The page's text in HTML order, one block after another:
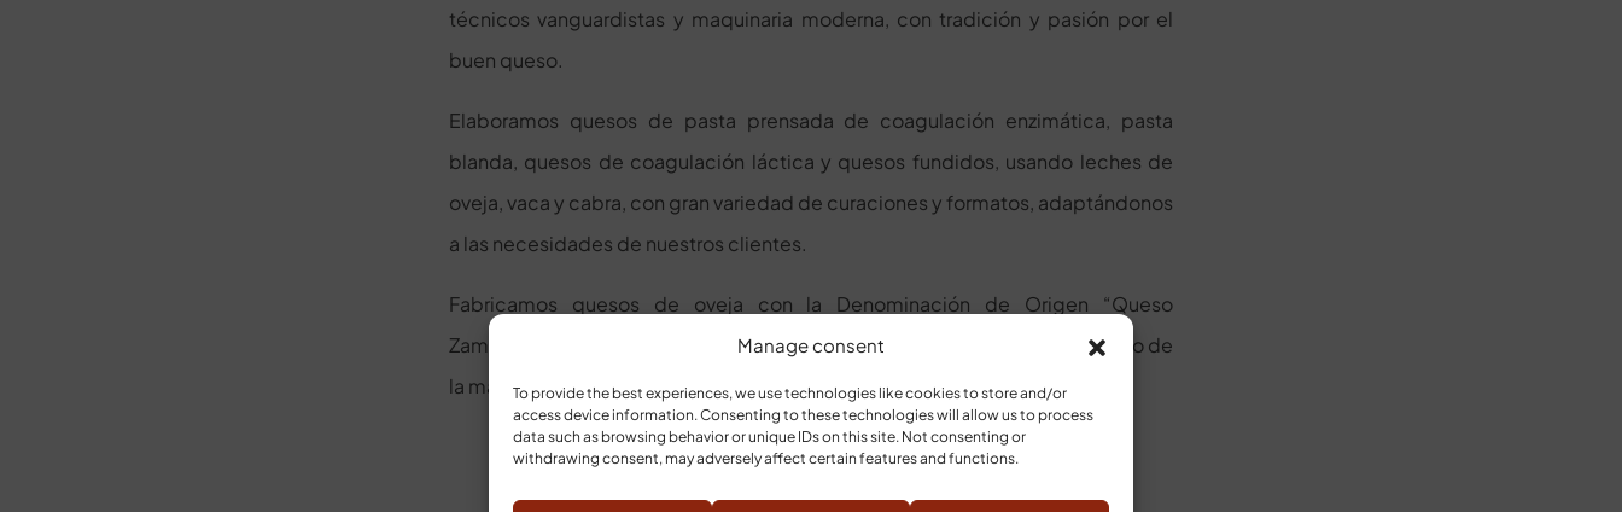
Manage consent
To provide the best experiences, we use technologies like cookies to store and/or
access device information. Consenting to these technologies will allow us to process
data such as browsing behavior or unique IDs on this site. Not consenting or
withdrawing consent, may adversely affect certain features and functions.
técnicos vanguardistas y maquinaria moderna, con tradición y pasión por el
buen queso.
Elaboramos quesos de pasta prensada de coagulación enzimática, pasta
blanda, quesos de coagulación láctica y quesos fundidos, usando leches de
oveja, vaca y cabra, con gran variedad de curaciones y formatos, adaptándonos
a las necesidades de nuestros clientes.
Fabricamos quesos de oveja con la Denominación de Origen “Queso
Zamorano” y la Indicación Geográfica Protegida “Queso Castellano», dentro de
la marca de garantía: Tierra de Sabor.